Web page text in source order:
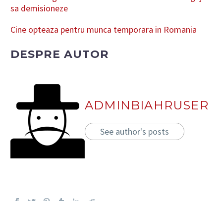
sa demisioneze
Cine opteaza pentru munca temporara in Romania
DESPRE AUTOR
ADMINBIAHRUSER
See author's posts